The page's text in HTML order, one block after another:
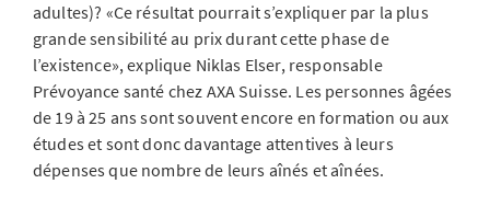
adultes)? «Ce résultat pourrait s’expliquer par la plus
grande sensibilité au prix durant cette phase de
l’existence», explique Niklas Elser, responsable
Prévoyance santé chez AXA Suisse. Les personnes âgées
de 19 à 25 ans sont souvent encore en formation ou aux
études et sont donc davantage attentives à leurs
dépenses que nombre de leurs aînés et aînées.